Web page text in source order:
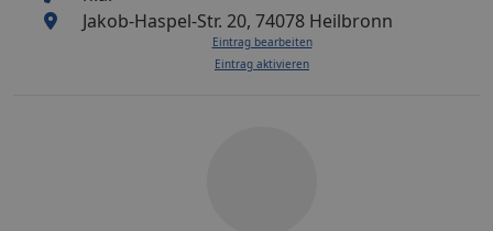
Jakob-Haspel-Str. 20, 74078 Heilbronn
Eintrag bearbeiten
Eintrag aktivieren